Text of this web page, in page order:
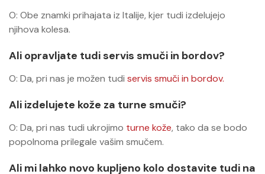
O: Obe znamki prihajata iz Italije, kjer tudi izdelujejo
njihova kolesa.
Ali opravljate tudi servis smuči in bordov?
O: Da, pri nas je možen tudi servis smuči in bordov.
Ali izdelujete kože za turne smuči?
O: Da, pri nas tudi ukrojimo turne kože, tako da se bodo
popolnoma prilegale vašim smučem.
Ali mi lahko novo kupljeno kolo dostavite tudi na